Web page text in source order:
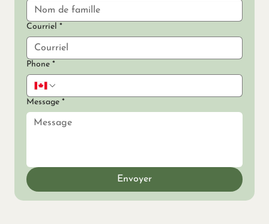
Courriel *
Phone *
Message *
Envoyer